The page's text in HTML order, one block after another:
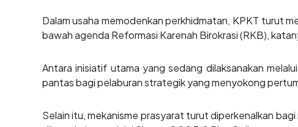
Dalam usaha memodenkan perkhidmatan, KPKT turut
bawah agenda Reformasi Karenah Birokrasi (RKB),
Antara inisiatif utama yang sedang dilaksanakan
pantas bagi pelaburan strategik yang menyokong
Selain itu, mekanisme prasyarat turut diperkenalkan